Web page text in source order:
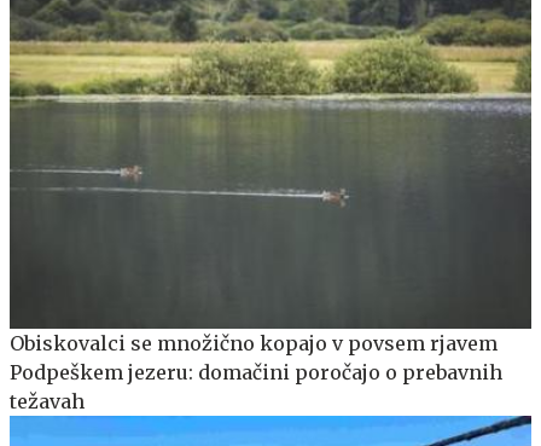
Obiskovalci se množično kopajo v povsem rjavem
Podpeškem jezeru: domačini poročajo o prebavnih
težavah